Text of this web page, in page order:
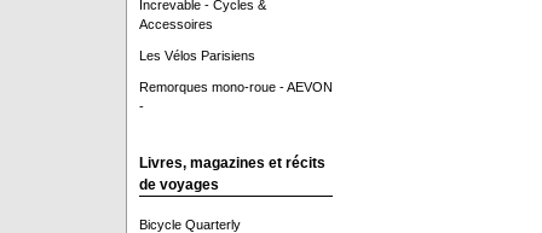
Increvable - Cycles &
Accessoires
Les Vélos Parisiens
Remorques mono-roue - AEVON
-
Livres, magazines et récits
de voyages
Bicycle Quarterly